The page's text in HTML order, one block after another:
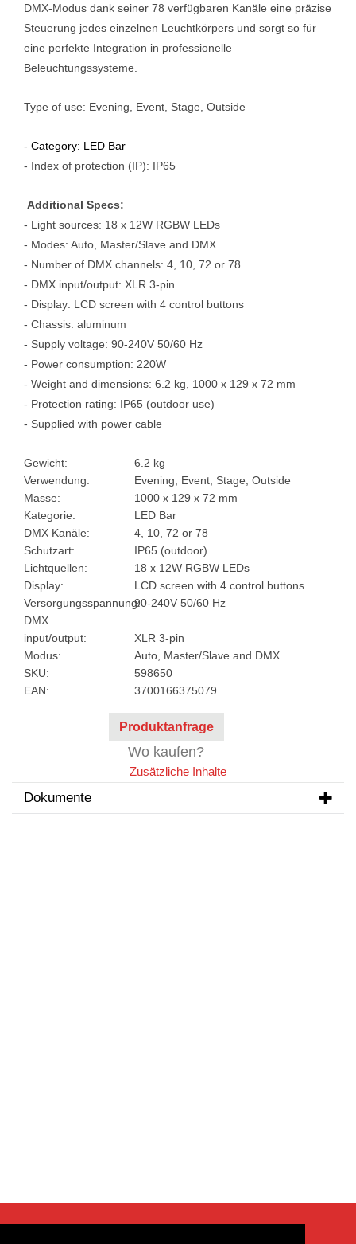
DMX-Modus dank seiner 78 verfügbaren Kanäle eine präzise
Steuerung jedes einzelnen Leuchtkörpers und sorgt so für
eine perfekte Integration in professionelle
Beleuchtungssysteme.
Type of use: Evening, Event, Stage, Outside
- Category: LED Bar
- Index of protection (IP): IP65
Additional Specs:
- Light sources: 18 x 12W RGBW LEDs
- Modes: Auto, Master/Slave and DMX
- Number of DMX channels: 4, 10, 72 or 78
- DMX input/output: XLR 3-pin
- Display: LCD screen with 4 control buttons
- Chassis: aluminum
- Supply voltage: 90-240V 50/60 Hz
- Power consumption: 220W
- Weight and dimensions: 6.2 kg, 1000 x 129 x 72 mm
- Protection rating: IP65 (outdoor use)
- Supplied with power cable
Gewicht:
6.2 kg
Verwendung:
Evening, Event, Stage, Outside
Masse:
1000 x 129 x 72 mm
Kategorie:
LED Bar
DMX Kanäle:
4, 10, 72 or 78
Schutzart:
IP65 (outdoor)
Lichtquellen:
18 x 12W RGBW LEDs
Display:
LCD screen with 4 control buttons
Versorgungsspannung:90-240V 50/60 Hz
DMX
input/output:
XLR 3-pin
Modus:
Auto, Master/Slave and DMX
SKU:
598650
EAN:
3700166375079
Produktanfrage
Wo kaufen?
Zusätzliche Inhalte
Dokumente